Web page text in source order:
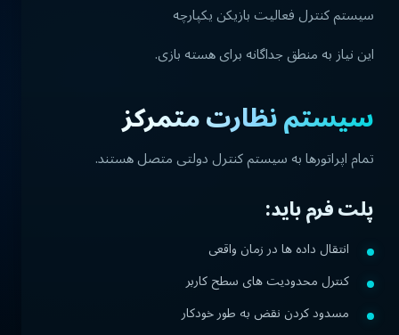
سیستم کنترل فعالیت بازیکن یکپارچه
این نیاز به منطق جداگانه برای هسته بازی.
سیستم نظارت متمرکز
تمام اپراتورها به سیستم کنترل دولتی متصل هستند.
پلت فرم باید:
انتقال داده ها در زمان واقعی
کنترل محدودیت های سطح کاربر
مسدود کردن نقض به طور خودکار